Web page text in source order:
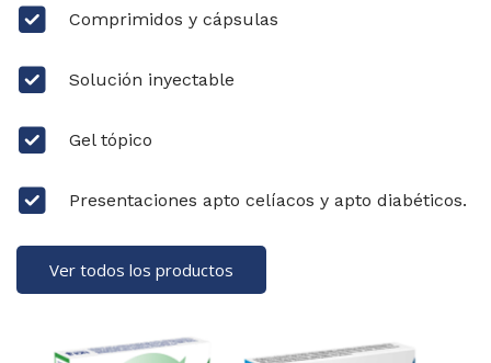
Comprimidos y cápsulas
Solución inyectable
Gel tópico
Presentaciones apto celíacos y apto diabéticos.
Ver todos los productos